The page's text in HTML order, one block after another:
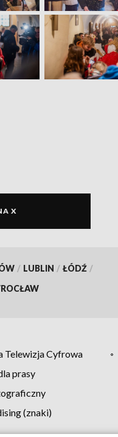
X
/ LUBLIN / ŁÓDŹ /
Telewizja Cyfrowa
prasy
(znaki)